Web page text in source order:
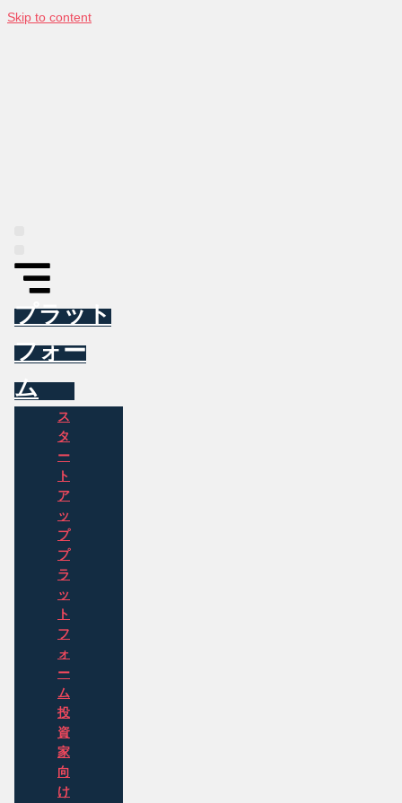
Skip to content
プラット
フォー
ム
ス
タ
ー
ト
ア
ッ
プ
プ
ラ
ッ
ト
フ
ォ
ー
ム
投
資
家
向
け